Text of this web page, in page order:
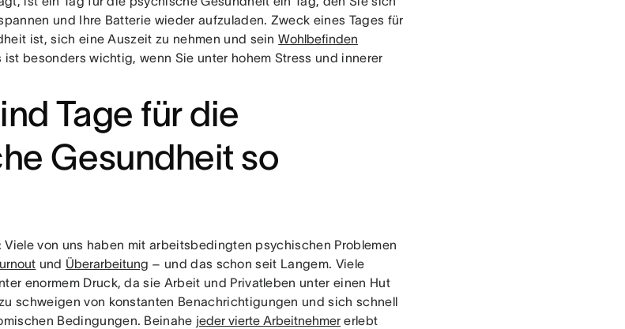
und Ihre Batterie wieder aufzuladen. Zweck eines Tages für
ist, sich eine Auszeit zu nehmen und seinWohlbefinden
ist besonders wichtig, wenn Sie unter hohem Stress und innerer
Tage für die
Gesundheit so
von uns haben mit arbeitsbedingten psychischen Problemen
und Überarbeitung – und das schon seit Langem. Viele
enormem Druck, da sie Arbeit und Privatleben unter einen Hut
schweigen von konstanten Benachrichtigungen und sich schnell
Bedingungen. Beinahe jeder vierte Arbeitnehmer erlebt